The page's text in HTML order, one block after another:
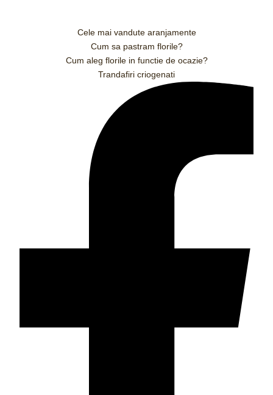
Cele mai vandute aranjamente
Cum sa pastram florile?
Cum aleg florile in functie de ocazie?
Trandafiri criogenati